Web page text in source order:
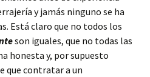
y jamás ninguno se ha
Está claro que no todos los
son iguales, que no todas las
honesta y, por supuesto
que contratar a un